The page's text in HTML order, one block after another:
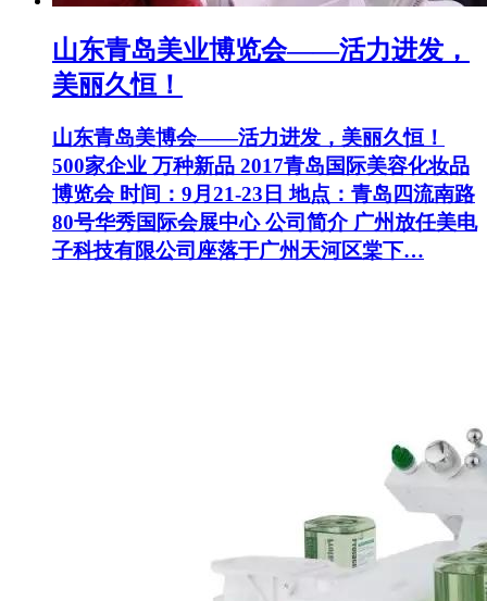
山东青岛美业博览会——活力进发，
美丽久恒！
山东青岛美博会——活力进发，美丽久恒！
500家企业 万种新品 2017青岛国际美容化妆品
博览会 时间：9月21-23日 地点：青岛四流南路
80号华秀国际会展中心 公司简介 广州放任美电
子科技有限公司座落于广州天河区棠下…